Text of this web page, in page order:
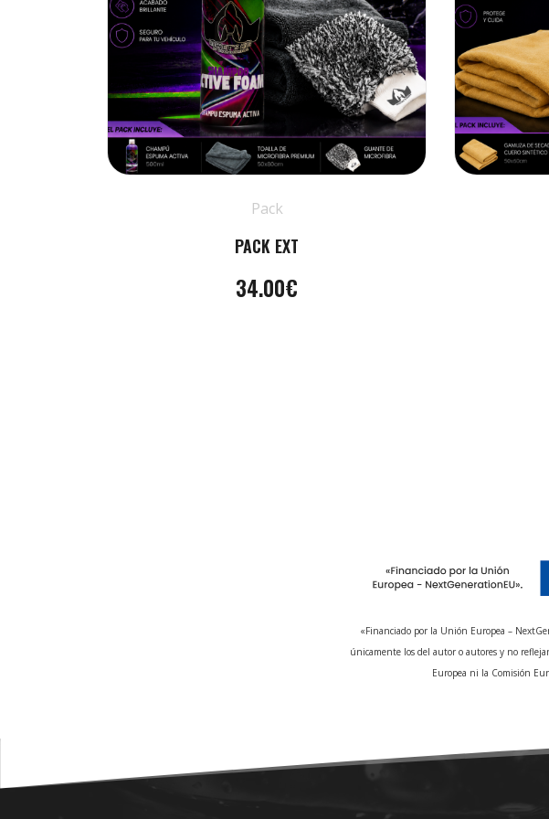
Pack
PACK EXT
34.00€
«Financiado por la Unión Europea –
únicamente los del autor o autores y no
Europea ni la Comisión